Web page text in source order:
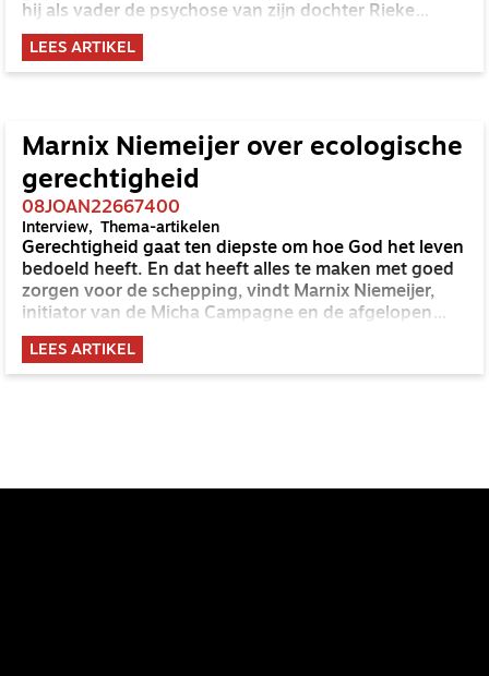
hij als vader de psychose van zijn dochter Rieke
beleefde. Roel Venderbos was bij de presentatie en
sprak met de vader en dichter.
LEES ARTIKEL
Marnix Niemeijer over ecologische
gerechtigheid
08JOAN22667400
Interview Thema-artikelen
Gerechtigheid gaat ten diepste om hoe God het leven
bedoeld heeft. En dat heeft alles te maken met goed
zorgen voor de schepping, vindt Marnix Niemeijer,
initiator van de Micha Campagne en de afgelopen
twaalf jaar directeur van Tear. 'In de plasticsoep in de
oceaan zie je Gods glorie toch niet?'
LEES ARTIKEL